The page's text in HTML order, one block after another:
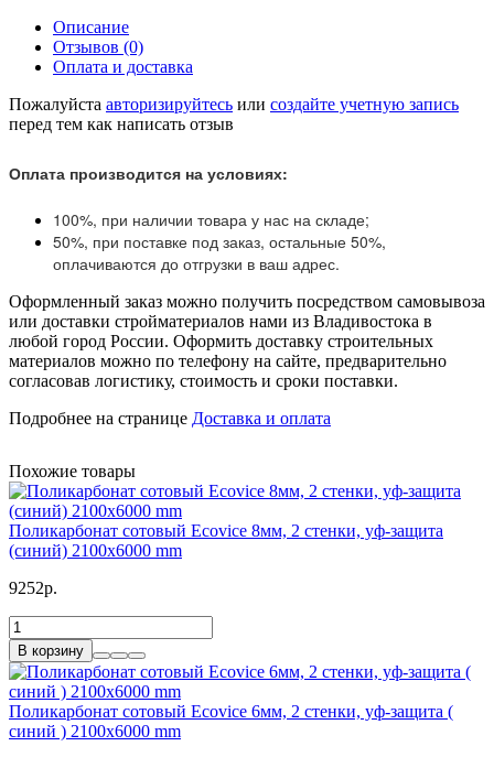
Описание
Отзывов (0)
Оплата и доставка
Пожалуйста авторизируйтесь или создайте учетную запись
перед тем как написать отзыв
Оплата производится на условиях:
100%, при наличии товара у нас на складе;
50%, при поставке под заказ, остальные 50%,
оплачиваются до отгрузки в ваш адрес.
Оформленный заказ можно получить посредством самовывоза
или доставки стройматериалов нами из Владивостока в
любой город России. Оформить доставку строительных
материалов можно по телефону на сайте, предварительно
согласовав логистику, стоимость и сроки поставки.
Подробнее на странице Доставка и оплата
Похожие товары
Поликарбонат сотовый Ecovice 8мм, 2 стенки, уф-защита
(синий) 2100x6000 mm
9252р.
В корзину
Поликарбонат сотовый Ecovice 6мм, 2 стенки, уф-защита (
синий ) 2100х6000 mm